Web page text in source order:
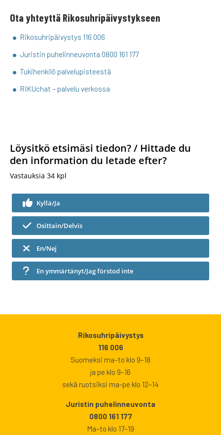
Ota yhteyttä Rikosuhripäivystykseen
Rikosuhripäivystys 116 006
Juristin puhelinneuvonta 0800 161 177
Tukihenkilö palvelupisteestä
RIKUchat – palvelu verkossa
Löysitkö etsimäsi tiedon? / Hittade du
den information du letade efter?
Vastauksia 34 kpl
Kyllä/Ja
Osittain/Delvis
En/Nej
En ymmärtänyt/Jag förstod inte
Rikosuhripäivystys
116 006
Suomeksi ma–to klo 9–18
ja pe klo 9–16
sekä ruotsiksi ma-pe klo 12–14
Juristin puhelinneuvonta
0800 161 177
Ma–to klo 17–19